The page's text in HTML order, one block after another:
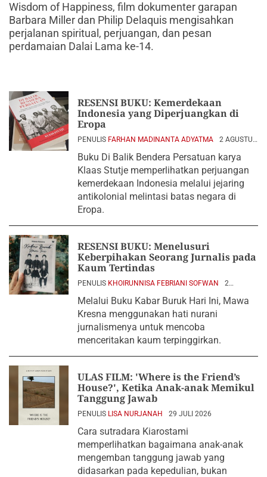
Wisdom of Happiness, film dokumenter garapan
Barbara Miller dan Philip Delaquis mengisahkan
perjalanan spiritual, perjuangan, dan pesan
perdamaian Dalai Lama ke-14.
RESENSI BUKU: Kemerdekaan
Indonesia yang Diperjuangkan di
Eropa
PENULIS FARHAN MADINANTA ADYATMA
2 AGUSTUS
Buku Di Balik Bendera Persatuan karya
Klaas Stutje memperlihatkan perjuangan
kemerdekaan Indonesia melalui jejaring
antikolonial melintasi batas negara di
Eropa.
RESENSI BUKU: Menelusuri
Keberpihakan Seorang Jurnalis pada
Kaum Tertindas
PENULIS KHOIRUNNISA FEBRIANI SOFWAN
2
Melalui Buku Kabar Buruk Hari Ini, Mawa
Kresna menggunakan hati nurani
jurnalismenya untuk mencoba
menceritakan kaum terpinggirkan.
ULAS FILM: 'Where is the Friend’s
House?', Ketika Anak-anak Memikul
Tanggung Jawab
PENULIS LISA NURJANAH 29 JULI 2026
Cara sutradara Kiarostami
memperlihatkan bagaimana anak-anak
mengemban tanggung jawab yang
didasarkan pada kepedulian, bukan